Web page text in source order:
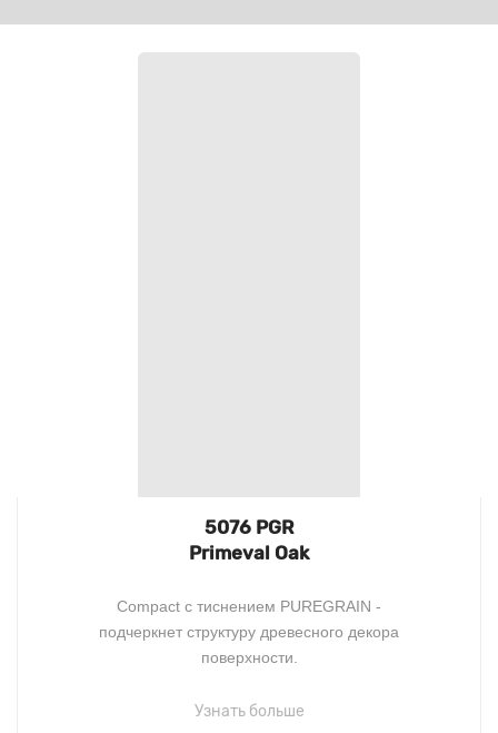
5076 PGR
Primeval Oak
Compact c тиснением PUREGRAIN -
подчеркнет структуру древесного декора
поверхности.
Узнать больше